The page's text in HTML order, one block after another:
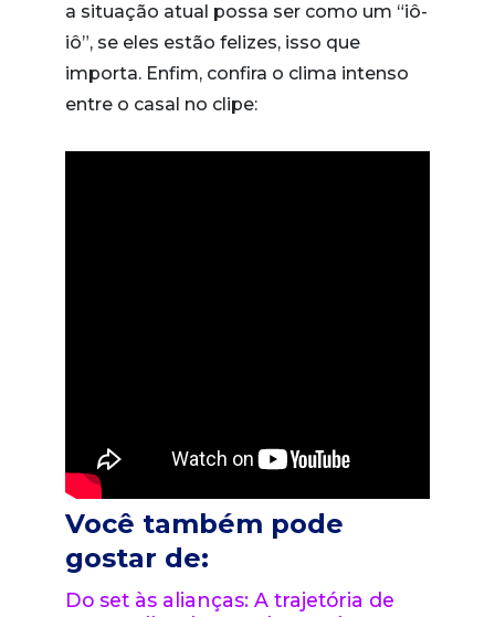
a situação atual possa ser como um “iô-
iô”, se eles estão felizes, isso que
importa. Enfim, confira o clima intenso
entre o casal no clipe:
Você também pode
gostar de:
Do set às alianças: A trajetória de